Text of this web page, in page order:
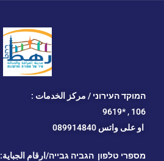
המוקד העירוני / مركز الخدمات :
106 ,
*9619
او على واتس 089914840
מספרי טלפון הגביה גבייה/ارقام الجباية: